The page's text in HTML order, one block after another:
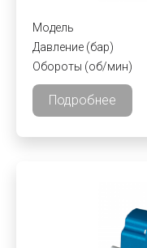
Модель
Давление (бар)
Обороты (об/мин)
Подробнее